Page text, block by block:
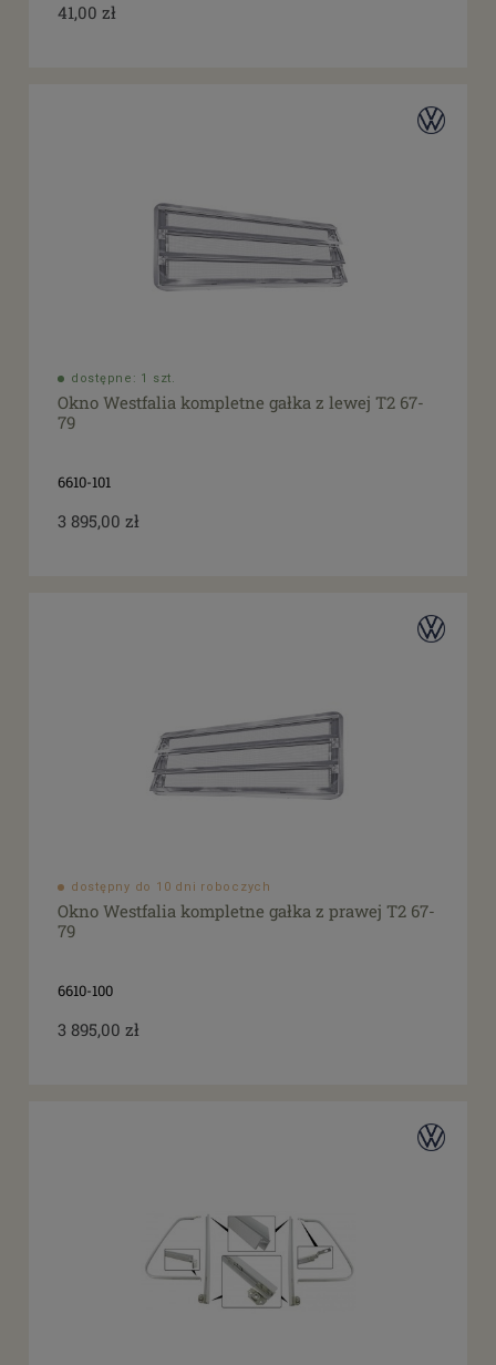
41,00 zł
dostępne: 1 szt.
Okno Westfalia kompletne gałka z lewej T2 67-
79
6610-101
3 895,00 zł
dostępny do 10 dni roboczych
Okno Westfalia kompletne gałka z prawej T2 67-
79
6610-100
3 895,00 zł